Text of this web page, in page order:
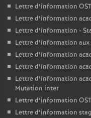
Lettre d’information
Lettre d’information
Lettre d’information -
Lettre d’information aux
Lettre d’information
Lettre d’information
Lettre d’information
Mutation inter
Lettre d’information
Lettre d’information